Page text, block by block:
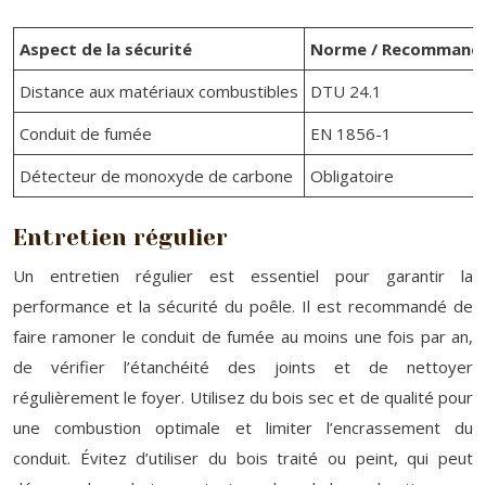
Aspect de la sécurité
Norme /
Distance aux matériaux combustibles
DTU 24.1
Conduit de fumée
EN 1856-1
Détecteur de monoxyde de carbone
Obligatoire
Entretien régulier
Un entretien régulier est essentiel pour garantir la
performance et la sécurité du poêle. Il est recommandé de
faire ramoner le conduit de fumée au moins une fois par an,
de vérifier l’étanchéité des joints et de nettoyer
régulièrement le foyer. Utilisez du bois sec et de qualité pour
une combustion optimale et limiter l’encrassement du
conduit. Évitez d’utiliser du bois traité ou peint, qui peut